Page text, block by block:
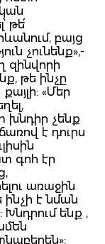
թե՛
բայց
չունենք»,-
զինվորի
թե ինչը
«Մեր
խնդիր չենք
է դուրս
գոհ էր
առաջին
ինչի է նման
Խնդրում ենք ,